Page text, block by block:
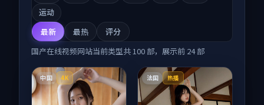
运动
最新
最热
评分
国产在线视频网站当前类型共100 部，展示前 24部
中国 4K 法国 热播